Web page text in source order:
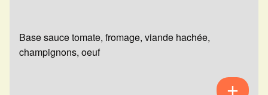
Base sauce tomate, fromage, viande hachée,
champignons, oeuf